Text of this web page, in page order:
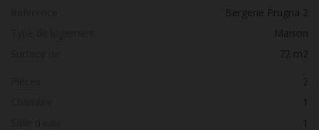
Bergerie Prugna 2
Maison
72 m2
2
1
1